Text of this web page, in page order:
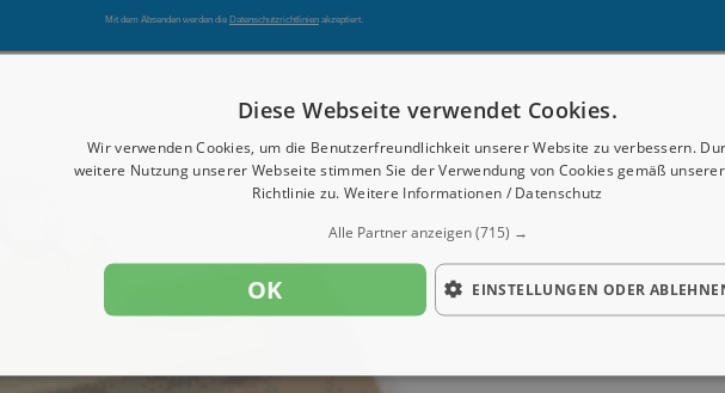
Mit dem Absenden werden die Datenschutzrichtlinien akzeptiert.
Diese Webseite verwendet Cookies.
Wir verwenden Cookies, um die Benutzerfreundlichkeit unserer Website zu verbessern.
weitere Nutzung unserer Webseite stimmen Sie der Verwendung von Cookies gemäß
Richtlinie zu. Weitere Informationen / Datenschutz
Alle Partner anzeigen(715) →
OK EINSTELLUNGEN ODER